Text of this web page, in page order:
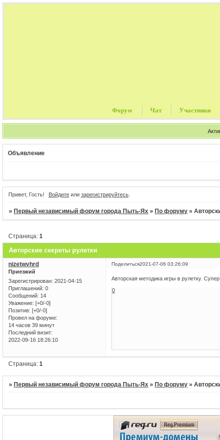
Форум Чат Участники
Объявление
Привет, Гость! Войдитеили зарегистрируйтесь.
»Первый независимый форум города Пыть-Ях »По форуму »
Авторские секреты рулетки
Страница:1
Поделиться2021-07-06 03:26:09
nizetwvhrd
Приезжий
Зарегистрирован: 2021-04-15
Приглашений: 0
Сообщений: 14
Уважение: [+0/-0]
Позитив: [+0/-0]
Провел на форуме:
14 часов 39 минут
Последний визит:
2022-09-16 18:26:10
Авторская методика игры в рулетку.
0
Страница:1
» Первый независимый форум города Пыть-Ях » По форуму »